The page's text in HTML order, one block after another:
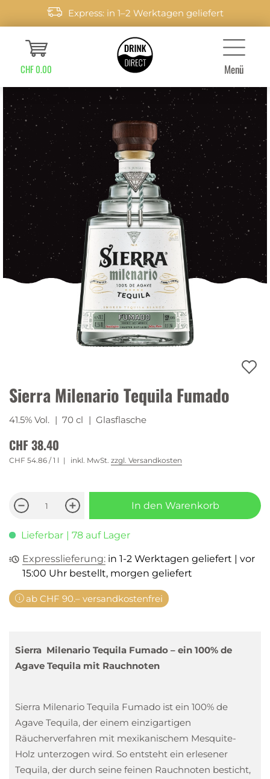
Express: in 1–2 Werktagen geliefert
CHF 0.00 Menü
Sierra Milenario Tequila Fumado
41.5% Vol. | 70 cl | Glasflasche
CHF 38.40
CHF 54.86 / 1 l inkl. MwSt. zzgl. Versandkosten
In den Warenkorb
Lieferbar | 78 auf Lager
Expresslieferung: in 1-2 Werktagen geliefert | vor
15:00 Uhr bestellt, morgen geliefert
ab CHF 90.– versandkostenfrei
Sierra Milenario Tequila Fumado – ein 100% de
Agave Tequila mit Rauchnoten
Sierra Milenario Tequila Fumado ist ein 100% de
Agave Tequila, der einem einzigartigen
Räucherverfahren mit mexikanischem Mesquite-
Holz unterzogen wird. So entsteht ein erlesener
Tequila, der durch seine feinen Rauchnoten besticht,